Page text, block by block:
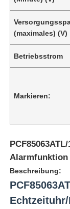
(maximales) (V)
Betriebsstrom
Markieren:
Alarmfunktion
Beschreibung: